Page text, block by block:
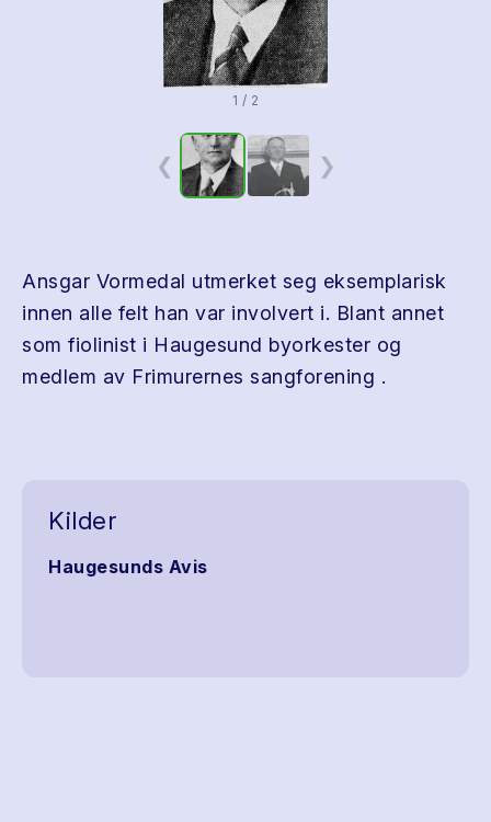
1 / 2
❮ ❯
Ansgar Vormedal utmerket seg eksemplarisk
innen alle felt han var involvert i. Blant annet
som fiolinist i Haugesund byorkester og
medlem av Frimurernes sangforening .
Kilder
Haugesunds Avis